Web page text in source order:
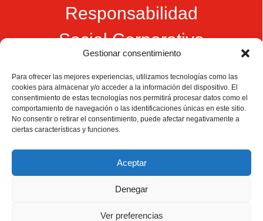
Gestionar consentimiento
Para ofrecer las mejores experiencias, utilizamos tecnologías como las
cookies para almacenar y/o acceder a la información del dispositivo. El
consentimiento de estas tecnologías nos permitirá procesar datos como el
comportamiento de navegación o las identificaciones únicas en este sitio.
No consentir o retirar el consentimiento, puede afectar negativamente a
ciertas características y funciones.
Aceptar
Denegar
Ver preferencias
Responsabilidad
Social Corporativa
Productores
de
fresas,
frambuesas,
arándanos
Calidad
CONTÁCTANOS
Camino de
Montemayor s/n
21800 Moguer.
Huelva ESPAÑA.
info@cunadeplatero.com
25
MATERIALES
CORPORATIVOS
Dossier español -
Aviso legal
Política de
privacidad
Canal de denuncias